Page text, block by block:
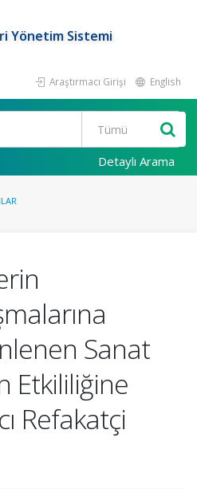
Yönetim Sistemi
Araştırmacı Girişi English
Detaylı Arama
Sanat
Etkililiğine
Refakatçi